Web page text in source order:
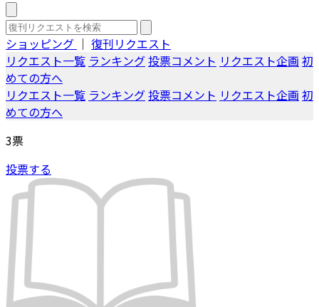
ショッピング ｜ 復刊リクエスト
リクエスト一覧 ランキング投票コメント リクエスト企画 初
めての方へ
リクエスト一覧 ランキング投票コメント リクエスト企画 初
めての方へ
3票
投票する